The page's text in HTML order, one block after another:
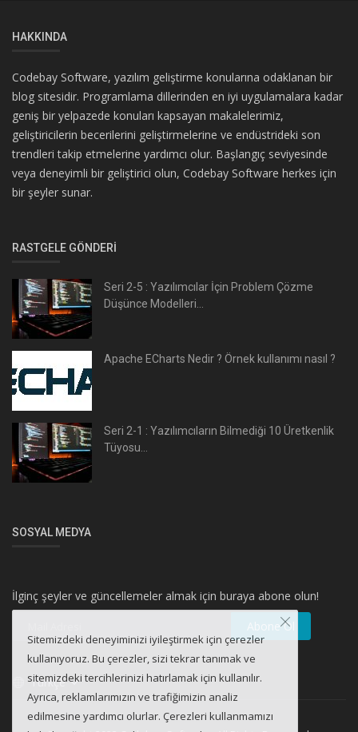
HAKKINDA
Codebay Software, yazılım geliştirme konularına odaklanan bir
blog sitesidir. Programlama dillerinden en iyi uygulamalara kadar
geniş bir yelpazede konuları kapsayan makalelerimiz,
geliştiricilerin becerilerini geliştirmelerine ve endüstrideki son
trendleri takip etmelerine yardımcı olur. Başlangıç seviyesinde
veya deneyimli bir geliştirici olun, Codebay Software herkes için
bir şeyler sunar.
RASTGELE GÖNDERI
Seri 2-5 : Yazılımcılar İçin Problem Çözme
Düşünce Modelleri...
Apache ECharts Nedir ? Örnek kullanımı nasıl ?
Seri 2-1 : Yazılımcıların Bilmediği 10 Üretkenlik
Tüyosu...
SOSYAL MEDYA
İlginç şeyler ve güncellemeler almak için buraya abone olun!
Abone Ol
Türkçe
Sitemizdeki deneyiminizi iyileştirmek için çerezler
kullanıyoruz. Bu çerezler, sizi tekrar tanımak ve
sitemizdeki tercihlerinizi hatırlamak için kullanılır.
Ayrıca, reklamlarımızın ve trafiğimizin analiz
edilmesine yardımcı olurlar. Çerezleri kullanmamızı